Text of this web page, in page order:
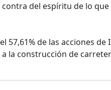
del espíritu de lo
57,61% de las acciones
la construcción de